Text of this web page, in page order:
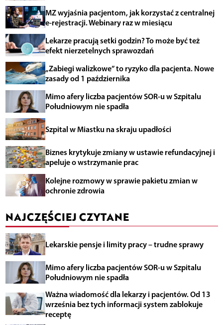
MZ wyjaśnia pacjentom, jak korzystać z centralnej
e-rejestracji. Webinary raz w miesiącu
Lekarze pracują setki godzin? To może być też
efekt nierzetelnych sprawozdań
„Zabiegi walizkowe” to ryzyko dla pacjenta. Nowe
zasady od 1 października
Mimo afery liczba pacjentów SOR-u w Szpitalu
Południowym nie spadła
Szpital w Miastku na skraju upadłości
Biznes krytykuje zmiany w ustawie refundacyjnej i
apeluje o wstrzymanie prac
Kolejne rozmowy w sprawie pakietu zmian w
ochronie zdrowia
NAJCZĘŚCIEJ CZYTANE
Lekarskie pensje i limity pracy – trudne sprawy
Mimo afery liczba pacjentów SOR-u w Szpitalu
Południowym nie spadła
Ważna wiadomość dla lekarzy i pacjentów. Od 13
września bez tych informacji system zablokuje
receptę